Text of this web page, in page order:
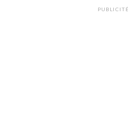
PUBLICITÉ